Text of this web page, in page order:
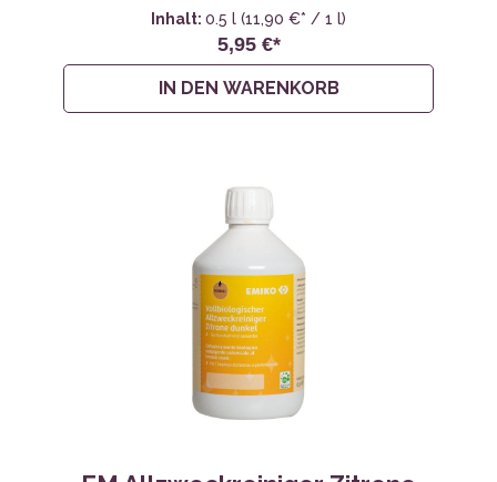
Inhalt: 0.5 l (11,90 €* / 1 l)
5,95 €*
IN DEN WARENKORB